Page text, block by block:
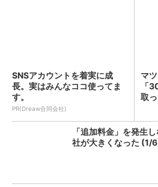
SNSアカウントを着実に成
長。実はみんなココ使ってま
す。
PR(Dreaw合同会社)
マ
「
取
「追加料金」を発生
社が大きくなった (1/